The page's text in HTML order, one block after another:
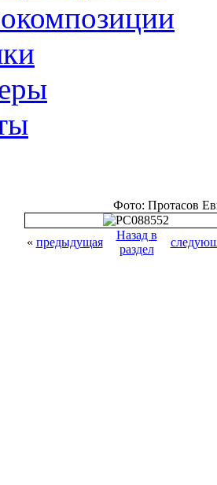
Фото: Протасов
« предыдущая
Назад в
раздел